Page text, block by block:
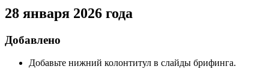
28 января 2026 года
Добавлено
Добавьте нижний колонтитул в слайды брифинга.